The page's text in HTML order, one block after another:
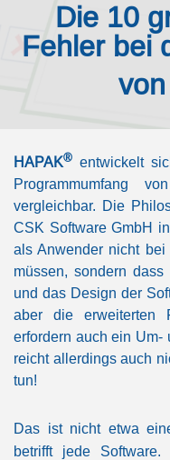
Die 10
Fehler bei
HAPAK® entwickelt
Programmumfang
vergleichbar. Die
CSK Software GmbH
als Anwender nicht bei
müssen, sondern
und das Design der
aber die erweiterten
erfordern auch ein Um-
reicht allerdings auch
tun!
Das ist nicht etwa
betrifft jede